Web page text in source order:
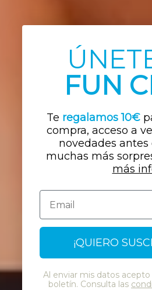
FUN
Te regalamos 10€
compra, acceso a
novedades antes
muchas más
más
Email
¡QUIERO
Al enviar mis datos
boletín. Consulta las